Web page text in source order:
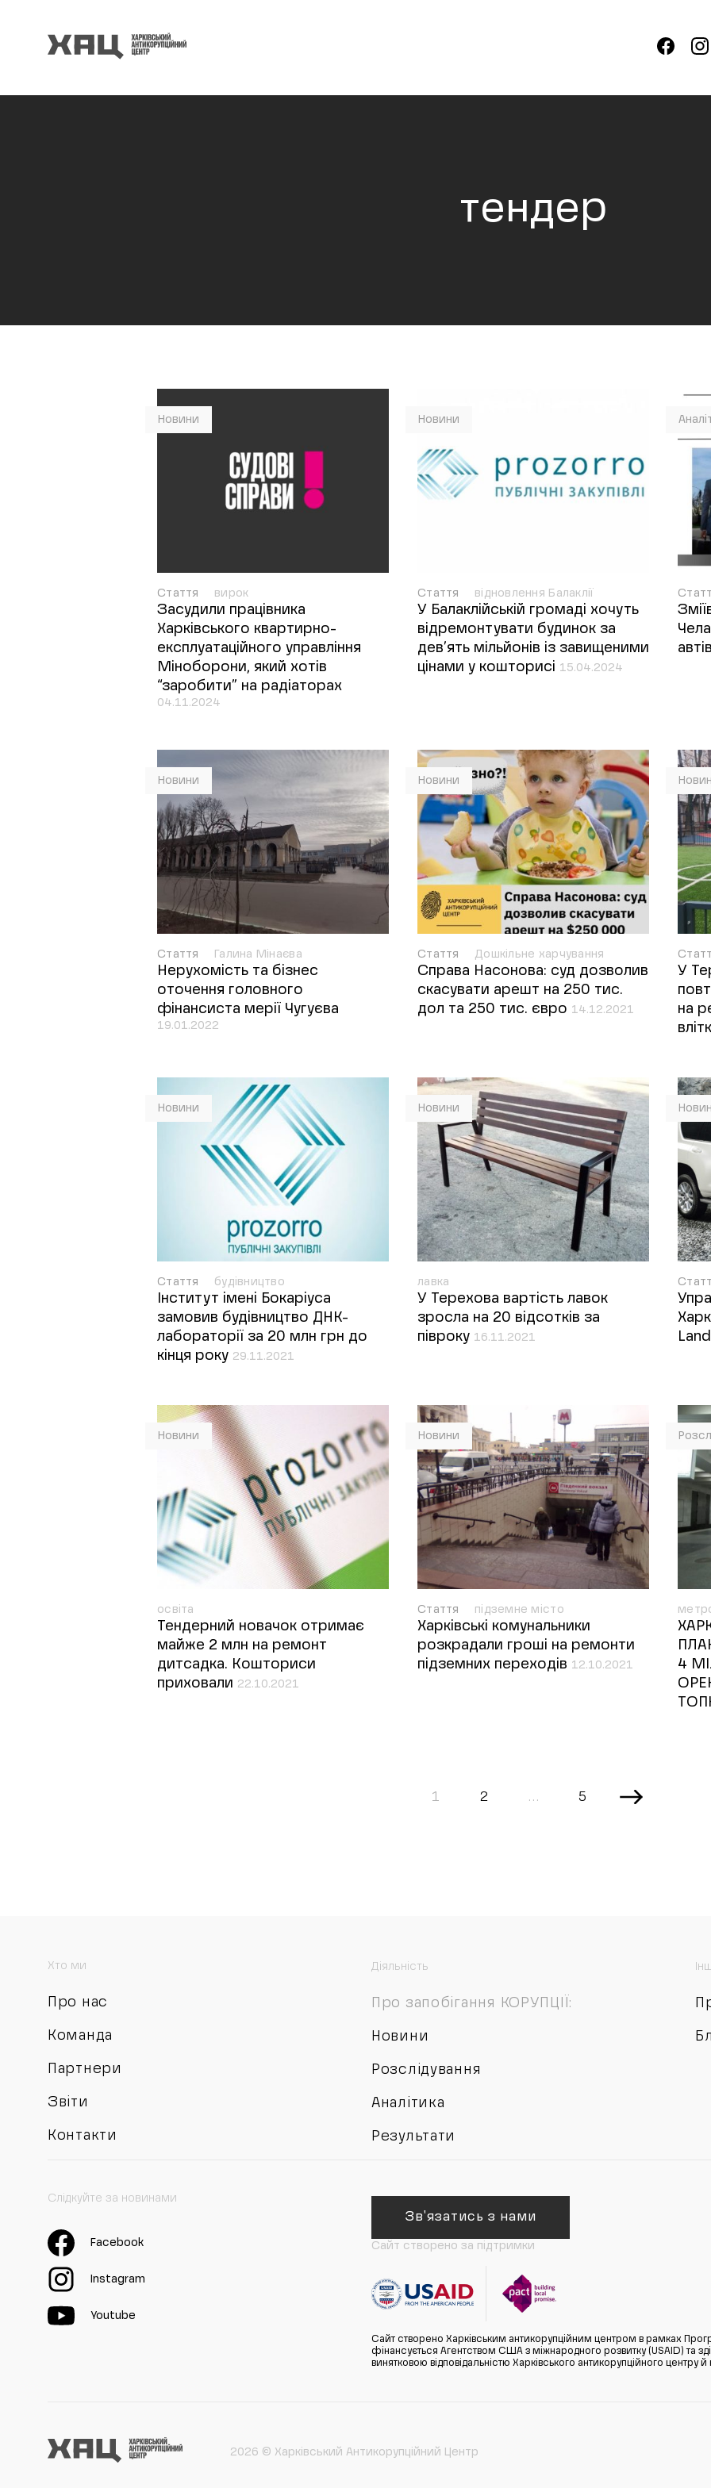
тендер
Новини
Стаття вирок
Засудили працівника
Харківського квартирно-
експлуатаційного управління
Міноборони, який хотів
“заробити” на радіаторах
04.11.2024
Новини
Стаття відновлення Балаклії
У Балаклійській громаді хочуть
відремонтувати будинок за
дев’ять мільйонів із завищеними
цінами у кошторисі 15.04.2024
Новини
Стаття Галина Мінаєва
Нерухомість та бізнес
оточення головного
фінансиста мерії Чугуєва
19.01.2022
Новини
Стаття Дошкільне харчування
Справа Насонова: суд дозволив
скасувати арешт на 250 тис.
дол та 250 тис. євро 14.12.2021
У
на
Новини
Стаття будівництво
Інститут імені Бокаріуса
замовив будівництво ДНК-
лабораторії за 20 млн грн до
кінця року 29.11.2021
Новини
лавка
У Терехова вартість лавок
зросла на 20 відсотків за
півроку 16.11.2021
Новини
освіта
Тендерний новачок отримає
майже 2 млн на ремонт
дитсадка. Кошториси
приховали 22.10.2021
Новини
Стаття підземне місто
Харківські комунальники
розкрадали гроші на ремонти
підземних переходів 12.10.2021
4
1 2 … 5
Хто ми
Про нас
Команда
Партнери
Звіти
Контакти
Діяльність
Про запобігання КОРУПЦІЇ:
Новини
Розслідування
Аналітика
Результати
Слідкуйте за новинами
Facebook
Instagram
Youtube
Зв'язатись з нами
Сайт створено за підтримки
Сайт створено Харківським антикорупційним центром в рамках
фінансується Агентством США з міжнародного розвитку (USAID) та
винятковою відповідальністю Харківського антикорупційного
2026 © Харківський Антикорупційний Центр